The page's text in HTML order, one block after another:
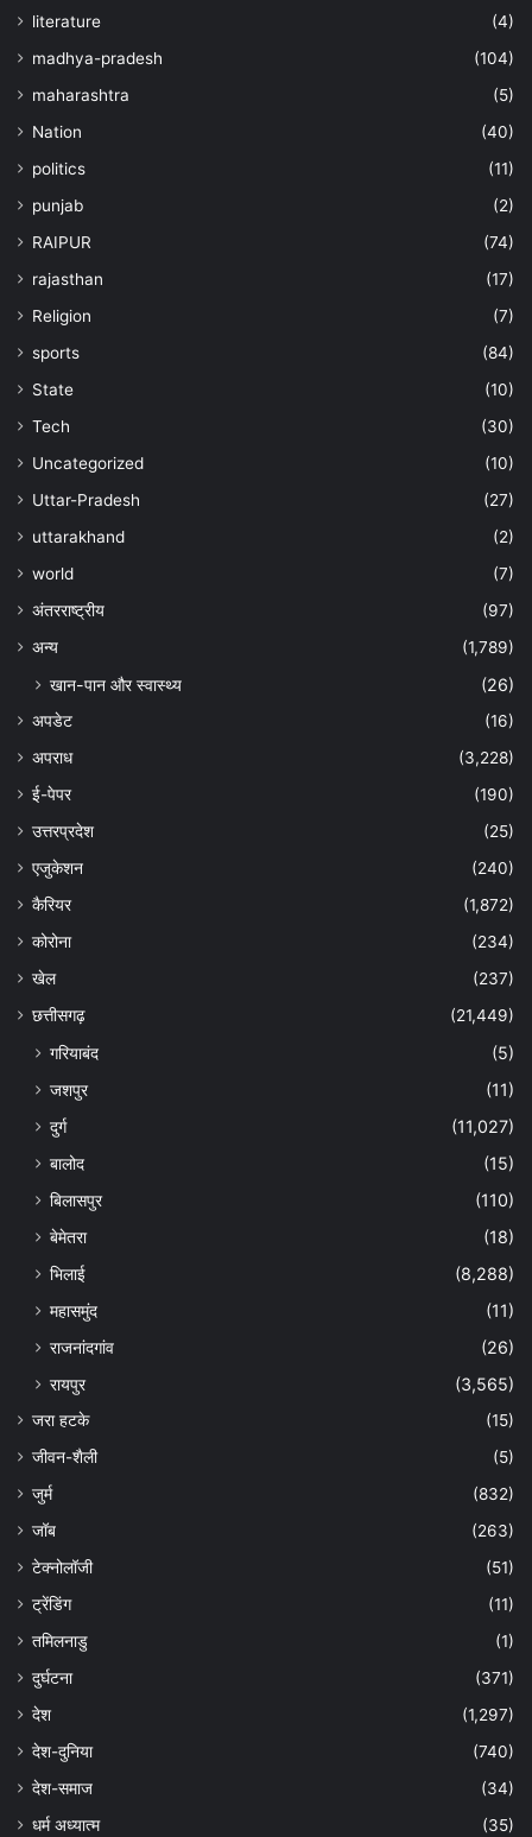
literature
(4)
madhya-pradesh
(104)
maharashtra
(5)
Nation
(40)
politics
(11)
punjab
(2)
RAIPUR
(74)
rajasthan
(17)
Religion
(7)
sports
(84)
State
(10)
Tech
(30)
Uncategorized
(10)
Uttar-Pradesh
(27)
uttarakhand
(2)
world
(7)
अंतरराष्ट्रीय
(97)
अन्‍य
(1,789)
खान-पान और स्वास्थ्य (26)
अपडेट
(16)
अपराध
(3,228)
ई-पेपर
(190)
उत्तरप्रदेश
(25)
एजुकेशन
(240)
कैरियर
(1,872)
कोरोना
(234)
खेल
(237)
छत्तीसगढ़
(21,449)
गरियाबंद
(5)
जशपुर
(11)
दुर्ग
(11,027)
बालोद
(15)
बिलासपुर
(110)
बेमेतरा
(18)
भिलाई
(8,288)
महासमुंद
(11)
राजनांदगांव
(26)
रायपुर
(3,565)
जरा हटके
(15)
जीवन-शैली
(5)
जुर्म
(832)
जॉब
(263)
टेक्नोलॉजी
(51)
ट्रेंडिंग
(11)
तमिलनाडु
(1)
दुर्घटना
(371)
देश
(1,297)
देश-दुनिया
(740)
देश-समाज
(34)
धर्म अध्यात्म
(35)